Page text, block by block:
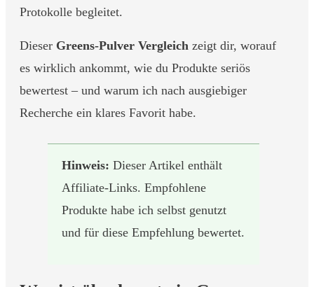
Protokolle begleitet.
Dieser Greens-Pulver Vergleich zeigt dir, worauf
es wirklich ankommt, wie du Produkte seriös
bewertest – und warum ich nach ausgiebiger
Recherche ein klares Favorit habe.
Hinweis: Dieser Artikel enthält
Affiliate-Links. Empfohlene
Produkte habe ich selbst genutzt
und für diese Empfehlung bewertet.